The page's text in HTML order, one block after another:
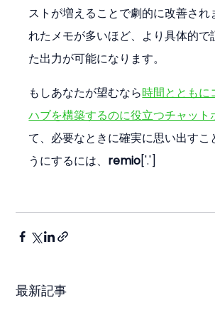
ストが増えることで劇的に改善され
れたメモが多いほど、より具体的で
た出力が可能になります。
もしあなたが望むなら時間とともに
ハブを構築するのに役立つチャット
て、必要なときに確実に思い出すこ
うにするには、 remio['.']
最新記事